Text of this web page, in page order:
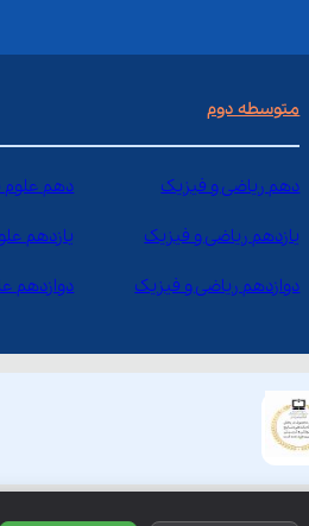
متوسطه دوم
دهم ریاضی و فیزیک دهم علوم
یازدهم ریاضی و فیزیک یازدهم
دوازدهم ریاضی و فیزیک دوازدهم